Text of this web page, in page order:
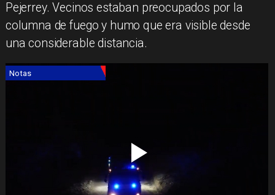
Pejerrey. Vecinos estaban preocupados por la
columna de fuego y humo que era visible desde
una considerable distancia.
Notas